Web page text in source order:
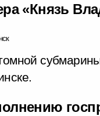
«Князь